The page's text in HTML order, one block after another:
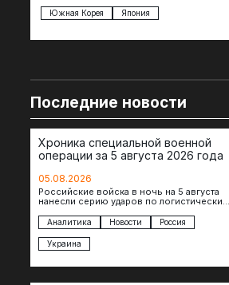
Южная Корея Япония
Последние новости
Хроника специальной военной
операции за 5 августа 2026 года
05.08.2026
Российские войска в ночь на 5 августа
нанесли серию ударов по логистическим
Днепропетровской областях. Под…
Аналитика Новости Россия
Украина